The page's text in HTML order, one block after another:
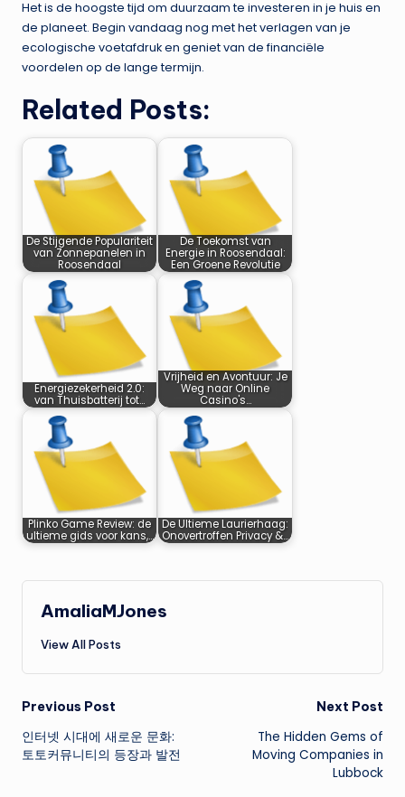
Het is de hoogste tijd om duurzaam te investeren in je huis en
de planeet. Begin vandaag nog met het verlagen van je
ecologische voetafdruk en geniet van de financiële
voordelen op de lange termijn.
Related Posts:
De Stijgende Populariteit
van Zonnepanelen in
Roosendaal
De Toekomst van
Energie in Roosendaal:
Een Groene Revolutie
Energiezekerheid 2.0:
van Thuisbatterij tot…
Vrijheid en Avontuur: Je
Weg naar Online
Casino's…
Plinko Game Review: de
ultieme gids voor kans,…
De Ultieme Laurierhaag:
Onovertroffen Privacy &…
AmaliaMJones
View All Posts
Post
navigation
Previous Post
인터넷 시대에 새로운 문화:
토토커뮤니티의 등장과 발전
Next Post
The Hidden Gems of
Moving Companies in
Lubbock